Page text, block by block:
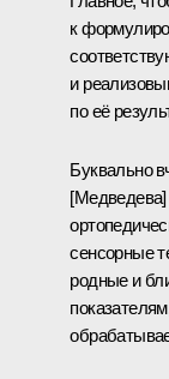
к
и
по её
Буквально
сенсорные
родные и